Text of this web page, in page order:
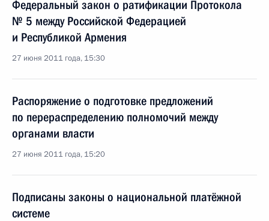
Федеральный закон о ратификации Протокола
№ 5 между Российской Федерацией
и Республикой Армения
27 июня 2011 года, 15:30
Распоряжение о подготовке предложений
по перераспределению полномочий между
органами власти
27 июня 2011 года, 15:20
Подписаны законы о национальной платёжной
системе